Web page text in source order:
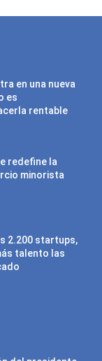
en una nueva
es
rentable
redefine la
minorista
2.200 startups,
talento las